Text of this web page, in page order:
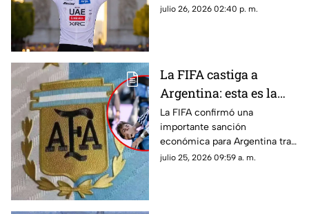
coronó como el mejor joven
julio 26, 2026 02:40 p. m.
La FIFA castiga a
Argentina: esta es la
fuerte MULTA que
deberá pagar tras la
final ante España |
VIDEO
La FIFA confirmó una
importante sanción
económica para Argentina tras
la final de la Copa Mundial de la
julio 25, 2026 09:59 a. m.